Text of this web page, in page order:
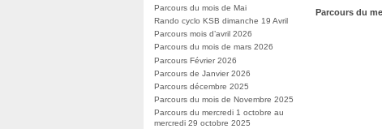
Parcours du mois de Mai
Rando cyclo KSB dimanche 19 Avril
Parcours mois d’avril 2026
Parcours du mois de mars 2026
Parcours Février 2026
Parcours de Janvier 2026
Parcours décembre 2025
Parcours du mois de Novembre 2025
Parcours du mercredi 1 octobre au
mercredi 29 octobre 2025
Parcours du